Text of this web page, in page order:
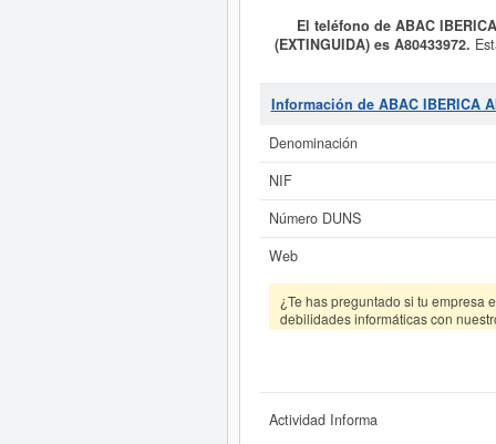
El teléfono de ABAC
(EXTINGUIDA) es A80433972.
es 4662 - Comercio al por mayor
SA. (EXTINGUIDA) cuenta
patrimonio social de esta
Si está interesado en conocer más
Información de ABAC IBERICA
Denominación
NIF
Número DUNS
Web
¿Te has preguntado si tu empresa
debilidades informáticas con
Actividad Informa